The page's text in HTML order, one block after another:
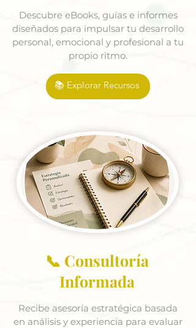
Descubre eBooks, guías e informes
diseñados para impulsar tu desarrollo
personal, emocional y profesional a tu
propio ritmo.
📚 Explorar Recursos
📞 Consultoría
Informada
Recibe asesoría estratégica basada
en análisis y experiencia para evaluar